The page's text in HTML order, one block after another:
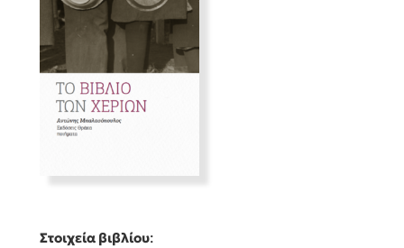
Στοιχεία βιβλίου: